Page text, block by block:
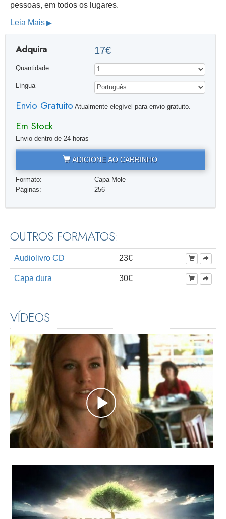
pessoas, em todos os lugares.
Leia Mais
Adquira 17€
Quantidade
Língua
Envio Gratuito Atualmente elegível para envio gratuito.
Em Stock
Envio dentro de 24 horas
ADICIONE AO CARRINHO
Formato:
Capa Mole
Páginas:
256
OUTROS FORMATOS:
Audiolivro CD 23€
Capa dura 30€
VÍDEOS